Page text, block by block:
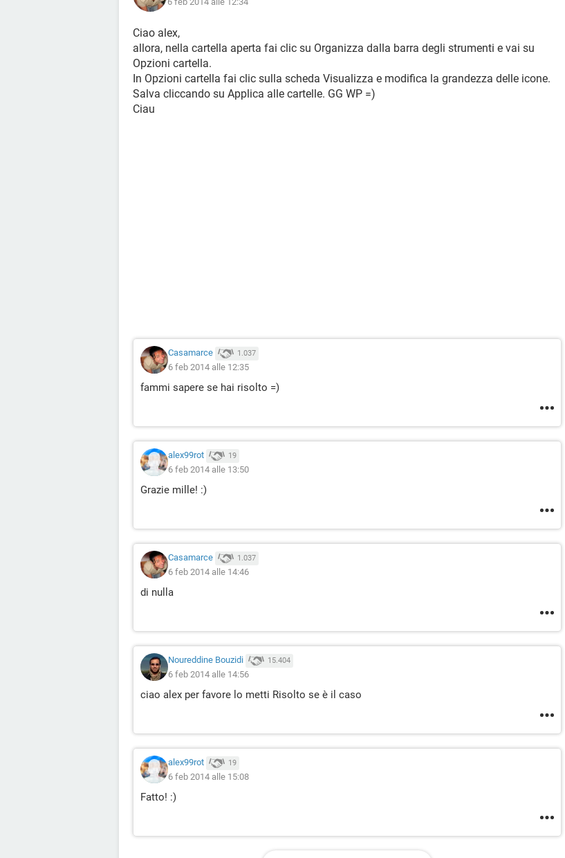
Ciao alex,
allora, nella cartella aperta fai clic su Organizza dalla barra degli strumenti e vai su
Opzioni cartella.
In Opzioni cartella fai clic sulla scheda Visualizza e modifica la grandezza delle icone.
Salva cliccando su Applica alle cartelle. GG WP =)
Ciau
Casamarce 1.037
6 feb 2014 alle 12:35
fammi sapere se hai risolto =)
alex99rot 19
6 feb 2014 alle 13:50
Grazie mille! :)
Casamarce 1.037
6 feb 2014 alle 14:46
di nulla
Noureddine Bouzidi 15.404
6 feb 2014 alle 14:56
ciao alex per favore lo metti Risolto se è il caso
alex99rot 19
6 feb 2014 alle 15:08
Fatto! :)